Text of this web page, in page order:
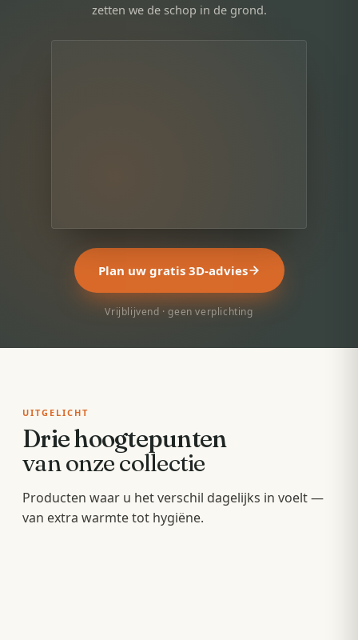
zetten we de schop in de grond.
Plan uw gratis 3D-advies
Vrijblijvend · geen verplichting
UITGELICHT
Drie hoogtepunten
van onze collectie
Producten waar u het verschil dagelijks in voelt —
van extra warmte tot hygiëne.
Badkamermeubels
Hang- en staande meubels met soft-close — op
Sunshowers
Spoeltoiletten